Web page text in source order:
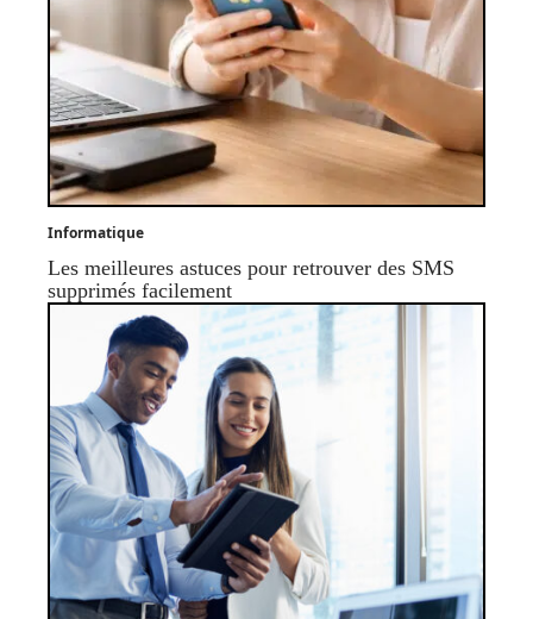
Informatique
Les meilleures astuces pour retrouver des SMS
supprimés facilement